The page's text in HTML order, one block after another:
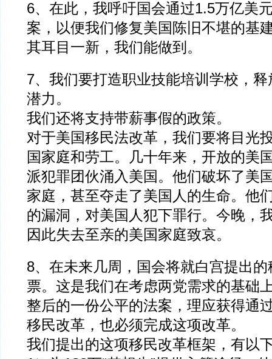
6、在此，我呼吁国会通过1.5万亿美
案，以便我们修复美国陈旧不堪的基
其耳目一新，我们能做到。
7、我们要打造职业技能培训学校，
潜力。
我们还将支持带薪事假的政策。
对于美国移民法改革，我们要将目光
国家庭和劳工。几十年来，开放的美
派犯罪团伙涌入美国。他们破坏了美
家庭，甚至夺走了美国人的生命。他
的漏洞，对美国人犯下罪行。今晚，
因此失去至亲的美国家庭致哀。
8、在未来几周，国会将就白宫提出
票。这是我们在考虑两党需求的基础
整后的一份公平的法案，理应获得通
移民改革，也必须完成这项改革。
我们提出的这项移民改革框架，有以